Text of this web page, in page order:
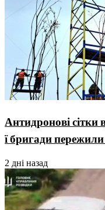
Антидронові сітки
ї бригади
2 дні назад